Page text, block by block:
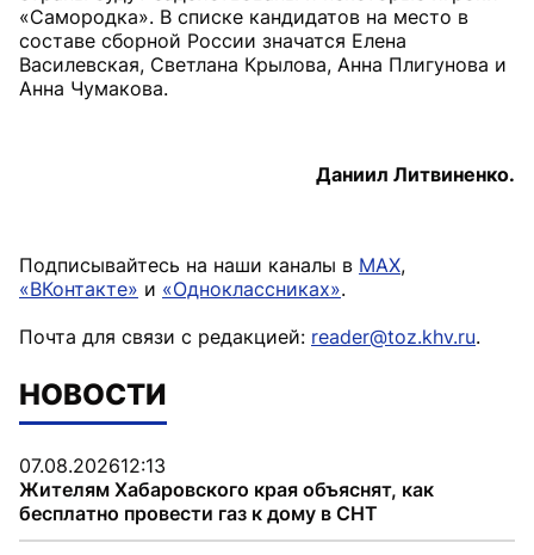
«Самородка». В списке кандидатов на место в
составе сборной России значатся Елена
Василевская, Светлана Крылова, Анна Плигунова и
Анна Чумакова.
Даниил Литвиненко.
Подписывайтесь на наши каналы в MAX,
«ВКонтакте» и «Одноклассниках».
Почта для связи с редакцией: reader@toz.khv.ru.
НОВОСТИ
07.08.202612:13
Жителям Хабаровского края объяснят, как
бесплатно провести газ к дому в СНТ